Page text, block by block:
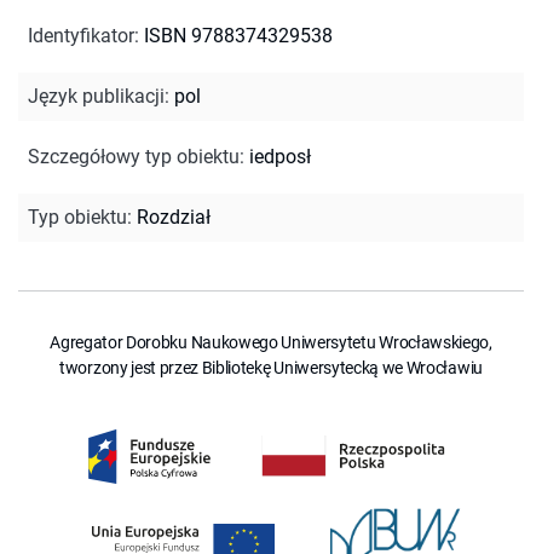
Identyfikator: ISBN 9788374329538
Język publikacji: pol
Szczegółowy typ obiektu: iedposł
Typ obiektu: Rozdział
Agregator Dorobku Naukowego Uniwersytetu Wrocławskiego,
tworzony jest przez Bibliotekę Uniwersytecką we Wrocławiu